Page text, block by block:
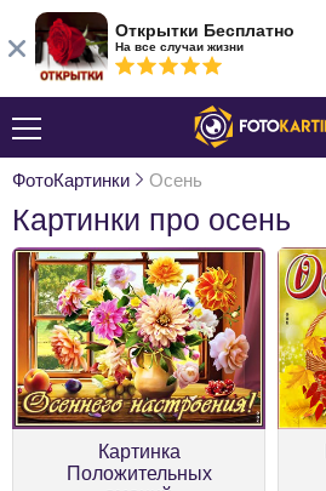
ФотоКартинки Осень
Картинки про осень
Картинка
Положительных
Открытки Бесплатно
На все случаи жизни